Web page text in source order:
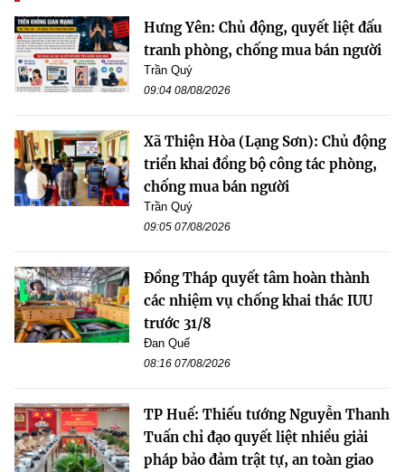
Hưng Yên: Chủ động, quyết liệt đấu
tranh phòng, chống mua bán người
Trần Quý
09:04 08/08/2026
Xã Thiện Hòa (Lạng Sơn): Chủ động
triển khai đồng bộ công tác phòng,
chống mua bán người
Trần Quý
09:05 07/08/2026
Đồng Tháp quyết tâm hoàn thành
các nhiệm vụ chống khai thác IUU
trước 31/8
Đan Quế
08:16 07/08/2026
TP Huế: Thiếu tướng Nguyễn Thanh
Tuấn chỉ đạo quyết liệt nhiều giải
pháp bảo đảm trật tự, an toàn giao